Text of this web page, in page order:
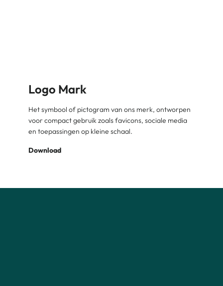
Logo Mark
Het symbool of pictogram van ons merk, ontworpen
voor compact gebruik zoals favicons, sociale media
en toepassingen op kleine schaal.
Download